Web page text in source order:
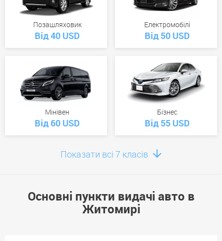
Позашляховик
Від 40 USD
Електромобілі
Від 50 USD
Мінівен
Від 60 USD
Бізнес
Від 55 USD
Преміум
Показати всі 7 класів
Основні пункти видачі авто в
Житомирі